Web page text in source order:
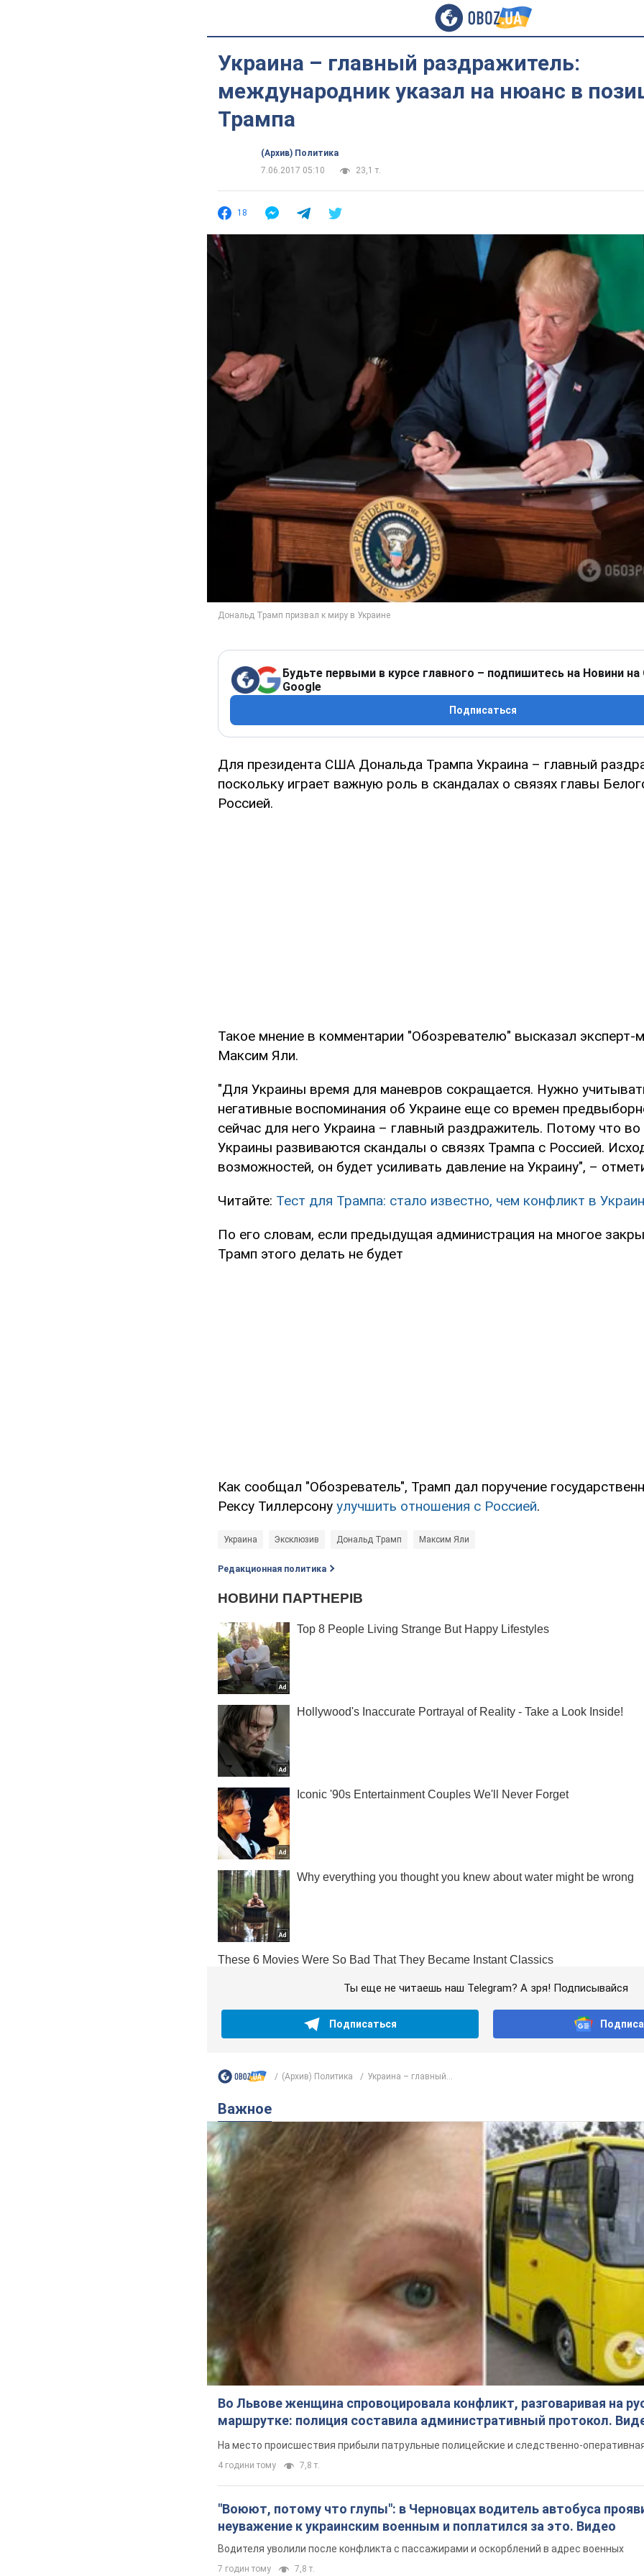
Украина – главный раздражитель:
международник указал на нюанс в
Трампа
(Архив) Политика
7.06.2017 05:10
23,1 т.
18
Будьте первыми в курсе главного – подпишитесь на Новини на
Google
Подписаться
Для президента США Дональда Трампа Украина – главный
поскольку играет важную роль в скандалах о связях главы
Россией.
Такое мнение в комментарии "Обозревателю" высказал эксперт-
Максим Яли.
"Для Украины время для маневров сокращается. Нужно
негативные воспоминания об Украине еще со времен
сейчас для него Украина – главный раздражитель. Потому что
Украины развиваются скандалы о связях Трампа с Россией.
возможностей, он будет усиливать давление на Украину", –
Читайте: Тест для Трампа: стало известно, чем конфликт в
По его словам, если предыдущая администрация на многое
Трамп этого делать не будет
Как сообщал "Обозреватель", Трамп дал поручение
Рексу Тиллерсону улучшить отношения с Россией.
Украина Эксклюзив Дональд Трамп Максим Яли
Редакционная политика
Ты еще не читаешь наш Telegram? А зря! Подписывайся
Подписаться
(Архив) Политика Украина – главный...
Важное
Во Львове женщина спровоцировала конфликт, разговаривая на
маршрутке: полиция составила административный протокол.
На место происшествия прибыли патрульные полицейские и следственно-
4 години тому 7,8 т.
"Воюют, потому что глупы": в Черновцах водитель автобуса
неуважение к украинским военным и поплатился за это. Видео
Водителя уволили после конфликта с пассажирами и оскорблений в адрес военных
7 годин тому 7,8 т.